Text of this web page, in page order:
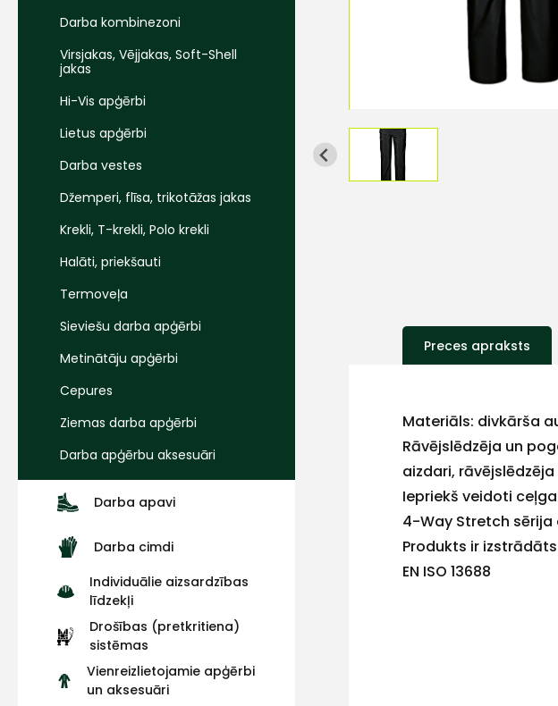
Darba kombinezoni
Virsjakas, Vējjakas, Soft-Shell
jakas
Hi-Vis apģērbi
Lietus apģērbi
Darba vestes
Džemperi, flīsa, trikotāžas jakas
Krekli, T-krekli, Polo krekli
Halāti, priekšauti
Termoveļa
Sieviešu darba apģērbi
Metinātāju apģērbi
Cepures
Ziemas darba apģērbi
Darba apģērbu aksesuāri
Darba apavi
Darba cimdi
Individuālie aizsardzības
līdzekļi
Drošības (pretkritiena)
sistēmas
Vienreizlietojamie apģērbi
un aksesuāri
Preces apraksts
Materiāls: divkārša
Rāvējslēdzēja un
aizdari,
Iepriekš veidoti
4-Way Stretch
Produkts ir
EN ISO 13688